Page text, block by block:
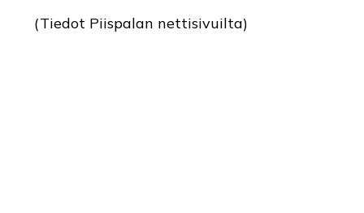
(Tiedot Piispalan nettisivuilta)